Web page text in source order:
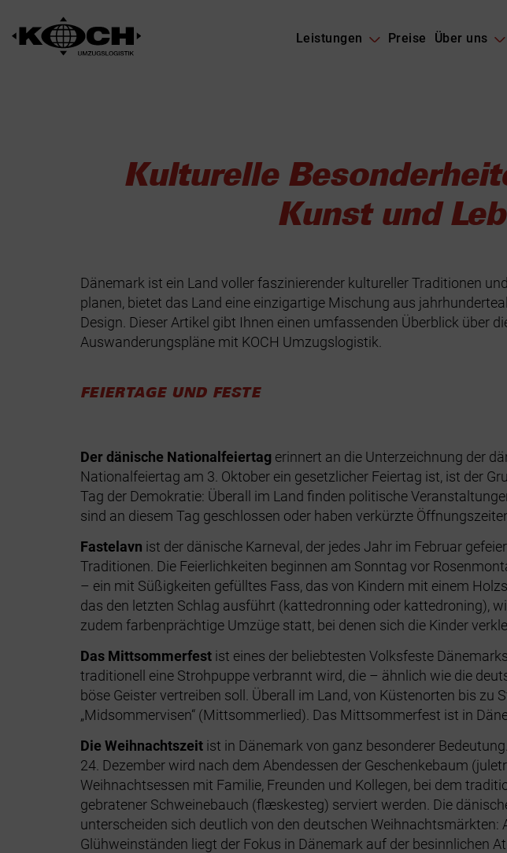
Leistungen Preise Über uns
Kulturelle
Kunst und
Dänemark ist ein Land voller faszinierender kultureller Traditionen
planen, bietet das Land eine einzigartige Mischung aus
Design. Dieser Artikel gibt Ihnen einen umfassenden Überblick über
Auswanderungspläne mit KOCH Umzugslogistik.
FEIERTAGE UND FESTE
Der dänische Nationalfeiertag erinnert an die Unterzeichnung der
Nationalfeiertag am 3. Oktober ein gesetzlicher Feiertag ist, ist der
Tag der Demokratie: Überall im Land finden politische
sind an diesem Tag geschlossen oder haben verkürzte
Fastelavn ist der dänische Karneval, der jedes Jahr im Februar
Traditionen. Die Feierlichkeiten beginnen am Sonntag vor
– ein mit Süßigkeiten gefülltes Fass, das von Kindern mit einem
das den letzten Schlag ausführt (kattedronning oder kattedroning),
zudem farbenprächtige Umzüge statt, bei denen sich die Kinder
Das Mittsommerfest ist eines der beliebtesten Volksfeste
traditionell eine Strohpuppe verbrannt wird, die – ähnlich wie die
böse Geister vertreiben soll. Überall im Land, von Küstenorten bis
„Midsommervisen“ (Mittsommerlied). Das Mittsommerfest ist in
Die Weihnachtszeit ist in Dänemark von ganz besonderer
24. Dezember wird nach dem Abendessen der Geschenkebaum
Weihnachtsessen mit Familie, Freunden und Kollegen, bei dem
gebratener Schweinebauch (flæskesteg) serviert werden. Die
unterscheiden sich deutlich von den deutschen
Glühweinständen liegt der Fokus in Dänemark auf der besinnlichen